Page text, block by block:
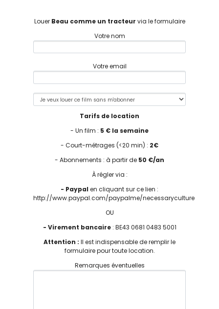
Louer Beau comme un tracteur via le formulaire
Votre nom
Votre email
Tarifs de location
- Un film : 5 € la semaine
- Court-métrages (<20 min) : 2€
- Abonnements : à partir de 50 €/an
À régler via :
- Paypal en cliquant sur ce lien :
http://www.paypal.com/paypalme/necessaryculture
OU
- Virement bancaire: BE43 0681 0483 5001
Attention : Il est indispensable de remplir le
formulaire pour toute location.
Remarques éventuelles